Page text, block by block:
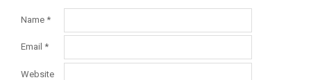
Name *
Email *
Website